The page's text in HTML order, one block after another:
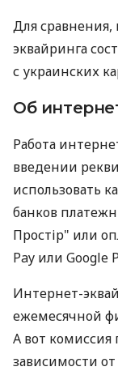
Для сравнения,
эквайринга
с украинских
Об
Работа
введении
использовать
банков
Простір" или
Pay или Google
Интернет-
ежемесячной
А вот комиссия
зависимости от